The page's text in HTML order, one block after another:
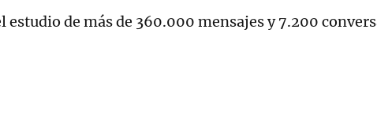
estudio de más de 360.000 mensajes y 7.200